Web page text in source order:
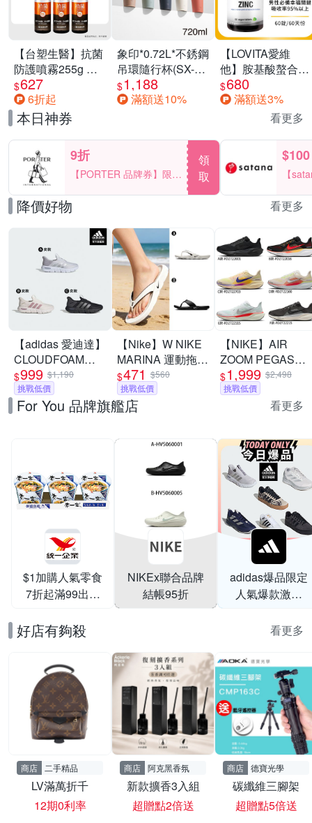
【台塑生醫】抗菌
防護噴霧255g 三
入組
$627
6折起
象印*0.72L*不銹鋼
吊環隨行杯(SX-
LA72H)
$1,188
滿額送10%
【LOVITA愛維
他】胺基酸螯合鋅
x2瓶30mg素食錠
(鋅錠)
$680
滿額送3%
本日神券 看更多
9折
【PORTER 品牌券】限時
2天 滿2000享9折
領
取
$100
【
一件
降價好物 看更多
【adidas 愛迪達】
CLOUDFOAM
FLEX RAPIDFIT
運動鞋 男鞋/女鞋
(多款任選)
$999 $1,190
挑戰低價
【Nike】W NIKE
MARINA 運動拖鞋
夾腳拖 男女 A-
IH2381100 B-
IH2380001
$471 $560
挑戰低價
【NIKE】AIR
ZOOM PEGASUS
41 慢跑鞋 休閒鞋
運動鞋 走路鞋 日
常穿搭 低筒 男女
$1,999 $2,498
挑戰低價
For You 品牌旗艦店 看更多
$1加購人氣零食
7折起滿99出貨
NIKEx聯合品牌
結帳95折
adidas爆品限定
人氣爆款激降
好店有夠殺 看更多
商店 二手精品
LV滿萬折千
12期0利率
商店 阿克黑香氛
新款擴香3入組
超贈點2倍送
商店 德寶光學
碳纖維三腳架
超贈點5倍送